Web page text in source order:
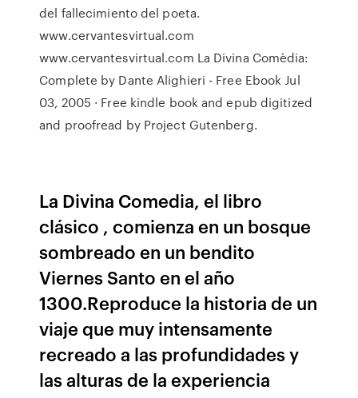
del fallecimiento del poeta.
www.cervantesvirtual.com
www.cervantesvirtual.com La Divina Comèdia:
Complete by Dante Alighieri - Free Ebook Jul
03, 2005 · Free kindle book and epub digitized
and proofread by Project Gutenberg.
La Divina Comedia, el libro
clásico , comienza en un bosque
sombreado en un bendito
Viernes Santo en el año
1300.Reproduce la historia de un
viaje que muy intensamente
recreado a las profundidades y
las alturas de la experiencia